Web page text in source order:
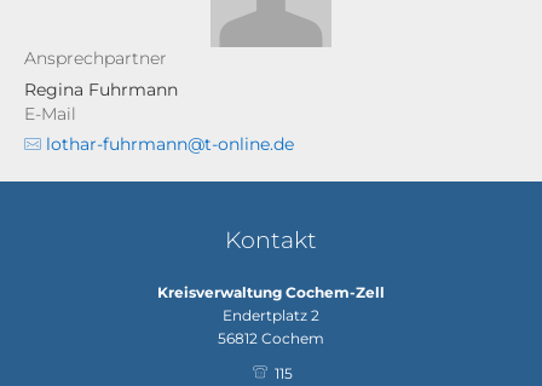
Ansprechpartner
Regina Fuhrmann
E-Mail
lothar-fuhrmann@t-online.de
Kontakt
Kreisverwaltung Cochem-Zell
Endertplatz 2
56812 Cochem
115